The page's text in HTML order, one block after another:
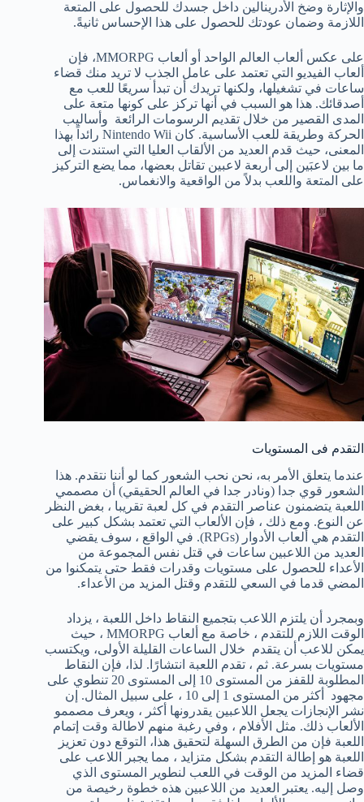
والإثارة وضخ الأدرينالين داخل جسدك للحصول على المتعة
اللازمة وضمان عودتك للحصول على هذا الإحساس ثانيةً.
على عكس ألعاب العالم الواحد أو ألعاب MMORPG، فإن
ألعاب الفيديو التي تعتمد على عامل الجذب لا تريد منك قضاء
ساعات في تشغيلها، ولكنها تريدك أن تبدأ سريعًا للعب مع
أصدقائك. هذا هو السبب في أنها تركز على كونها متعة على
المدى القصير من خلال تقديم الرسومات الرائعة وأساليب
الحركة وطريقة للعب الأساسية. كان Nintendo Wii رائداً بهذا
المعنى، حيث قدم العديد من الألقاب العليا التي استندت إلى
ما بين لاعبَين إلى أربعة لاعبين تقاتل بعضها، مما يضع التركيز
على المتعة واللعب بدلاً من الواقعية والانغماس.
التقدم فى المستويات
عندما يتعلق الأمر به، نحن نحب الشعور كما لو أننا نتقدم. هذا
الشعور قوي جدا (ونادر جدا في العالم الحقيقي) أن مصممي
اللعبة يتضمنون عناصر التقدم في كل لعبة تقريبا ، بغض النظر
عن النوع. ومع ذلك ، فإن الألعاب التي تعتمد بشكل كبير على
التقدم هي ألعاب الأدوار (RPGs). في الواقع ، سوف يقضي
العديد من اللاعبين ساعات في قتل نفس المجموعة من
الأعداء للحصول على مستويات وقدرات فقط حتى يتمكنوا من
المضي قدما في السعي للتقدم وقتل المزيد من الأعداء.
وبمجرد أن يلتزم اللاعب بتجميع النقاط داخل اللعبة ، يزداد
الوقت اللازم للتقدم ، خاصة مع ألعاب MMORPG ، حيث
يمكن للاعب أن يتقدم خلال الساعات القليلة الأولى، ويكتسب
مستويات بسرعة. ثم ، تقدم اللعبة انتشارًا. لذا، فإن النقاط
المطلوبة للقفز من المستوى 10 إلى المستوى 20 تنطوي على
مجهود أكثر من المستوى 1 إلى 10 ، على سبيل المثال. إن
نشر الإنجازات يجعل اللاعبين يقدرونها أكثر ، ويعرف مصممو
الألعاب ذلك. مثل الأفلام ، وفي رغبة منهم لاطالة وقت إتمام
اللعبة فإن من الطرق السهلة لتحقيق هذا، التوقع دون تعزيز
اللعبة هو إطالة التقدم بشكل متزايد ، مما يجبر اللاعب على
قضاء المزيد من الوقت في اللعب لنطوير المستوى الذي
وصل إليه. يعتبر العديد من اللاعبين هذه خطوة رخيصة من